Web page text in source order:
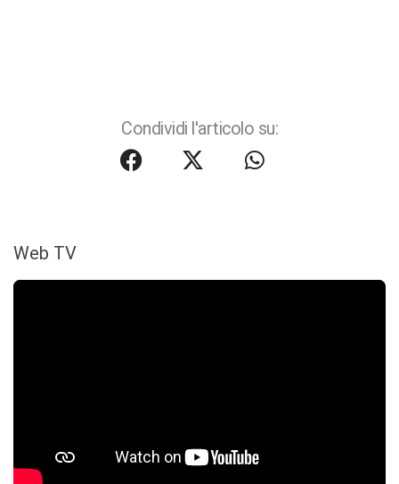
Condividi l'articolo su:
Web TV